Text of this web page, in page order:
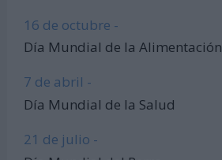
16 de octubre -
Día Mundial de la Alimentación
7 de abril -
Día Mundial de la Salud
21 de julio -